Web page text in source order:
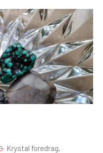
Krystal foredrag,